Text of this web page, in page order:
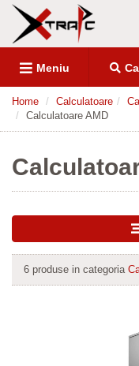
Meniu
Home Calculatoare
Calculatoare AMD
6 produse in categoria